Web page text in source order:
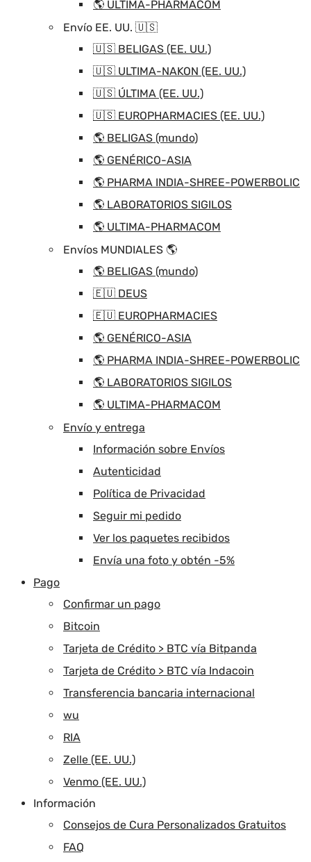
🌎 ULTIMA-PHARMACOM
Envío EE. UU. 🇺🇸
🇺🇸 BELIGAS (EE. UU.)
🇺🇸 ULTIMA-NAKON (EE. UU.)
🇺🇸 ÚLTIMA (EE. UU.)
🇺🇸 EUROPHARMACIES (EE. UU.)
🌎 BELIGAS (mundo)
🌎 GENÉRICO-ASIA
🌎 PHARMA INDIA-SHREE-POWERBOLIC
🌎 LABORATORIOS SIGILOS
🌎 ULTIMA-PHARMACOM
Envíos MUNDIALES 🌎
🌎 BELIGAS (mundo)
🇪🇺 DEUS
🇪🇺 EUROPHARMACIES
🌎 GENÉRICO-ASIA
🌎 PHARMA INDIA-SHREE-POWERBOLIC
🌎 LABORATORIOS SIGILOS
🌎 ULTIMA-PHARMACOM
Envío y entrega
Información sobre Envíos
Autenticidad
Política de Privacidad
Seguir mi pedido
Ver los paquetes recibidos
Envía una foto y obtén -5%
Pago
Confirmar un pago
Bitcoin
Tarjeta de Crédito > BTC vía Bitpanda
Tarjeta de Crédito > BTC vía Indacoin
Transferencia bancaria internacional
wu
RIA
Zelle (EE. UU.)
Venmo (EE. UU.)
Información
Consejos de Cura Personalizados Gratuitos
FAQ